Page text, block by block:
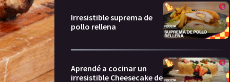
Irresistible suprema de
pollo rellena
Aprendé a cocinar un
irresistible Cheesecake de